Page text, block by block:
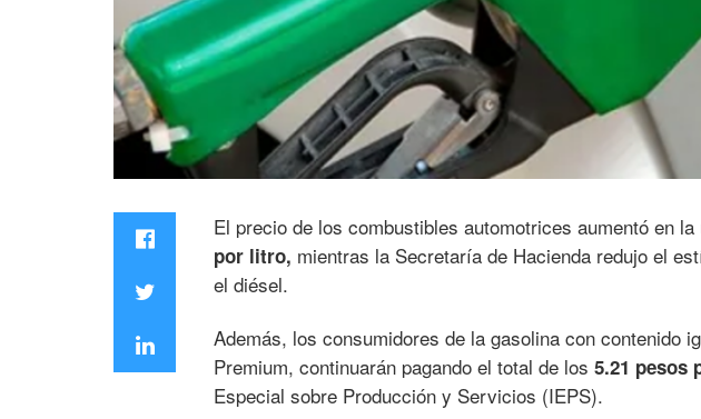
El precio de los combustibles automotrices aumentó en
por litro, mientras la Secretaría de Hacienda redujo el
el diésel.
Además, los consumidores de la gasolina con contenido
Premium, continuarán pagando el total de los 5.21 pesos
Especial sobre Producción y Servicios (IEPS).